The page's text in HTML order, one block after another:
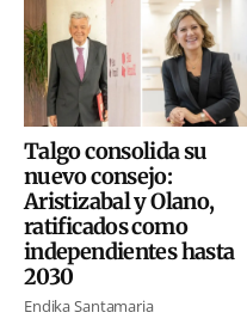
Talgo consolida su
nuevo consejo:
Aristizabal y Olano,
ratificados como
independientes hasta
2030
Endika Santamaria